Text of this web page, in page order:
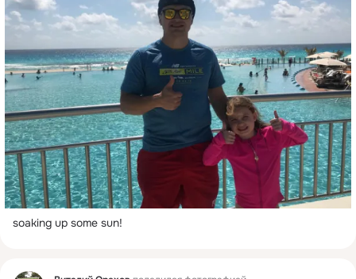
soaking up some sun!